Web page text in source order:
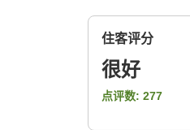
住客评分
很好
点评数: 277